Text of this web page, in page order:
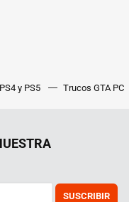
y PS5 Trucos GTA PC
SUSCRIBIR